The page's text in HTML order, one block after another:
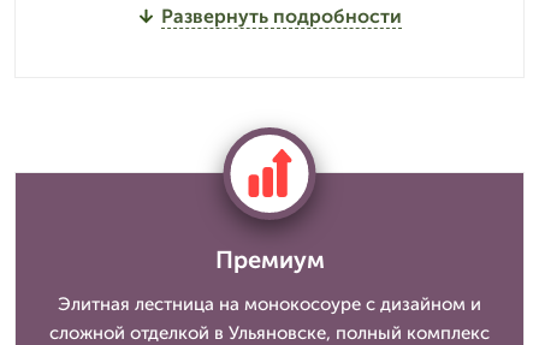
Развернуть подробности
Премиум
Элитная лестница на монокосоуре с дизайном и
сложной отделкой в Ульяновске, полный комплекс